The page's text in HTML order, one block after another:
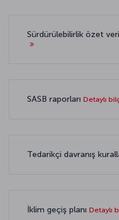
Sürdürülebilirlik özet
SASB raporları Detaylı
Tedarikçi davranış
İklim geçiş planı Detaylı